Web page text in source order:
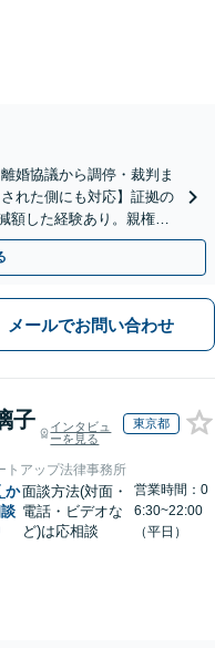
婚協議から調停・裁判ま
れた側にも対応】証拠の
額した経験あり。親権や
士です。
メールでお問い合わせ
子
インタビュ
ーを見る
東京都
トアップ法律事務所
か面談方法(対面・
電話・ビデオな
ど)は応相談
営業時間：0
6:30~22:00
（平日）